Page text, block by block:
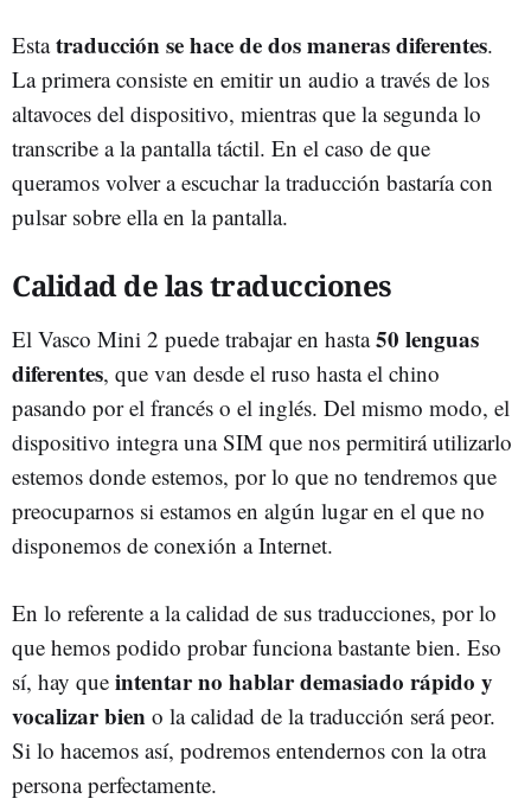
Estatraducción se hace de dos maneras diferentes.
La primera consiste en emitir un audio a través de los
altavoces del dispositivo, mientras que la segunda lo
transcribe a la pantalla táctil. En el caso de que
queramos volver a escuchar la traducción bastaría con
pulsar sobre ella en la pantalla.
Calidad de las traducciones
El Vasco Mini 2 puede trabajar en hasta50 lenguas
diferentes, que van desde el ruso hasta el chino
pasando por el francés o el inglés. Del mismo modo, el
dispositivo integra una SIM que nos permitirá utilizarlo
estemos donde estemos, por lo que no tendremos que
preocuparnos si estamos en algún lugar en el que no
disponemos de conexión a Internet.
En lo referente a la calidad de sus traducciones, por lo
que hemos podido probar funciona bastante bien. Eso
sí, hay que intentar no hablar demasiado rápido y
vocalizar bien o la calidad de la traducción será peor.
Si lo hacemos así, podremos entendernos con la otra
persona perfectamente.